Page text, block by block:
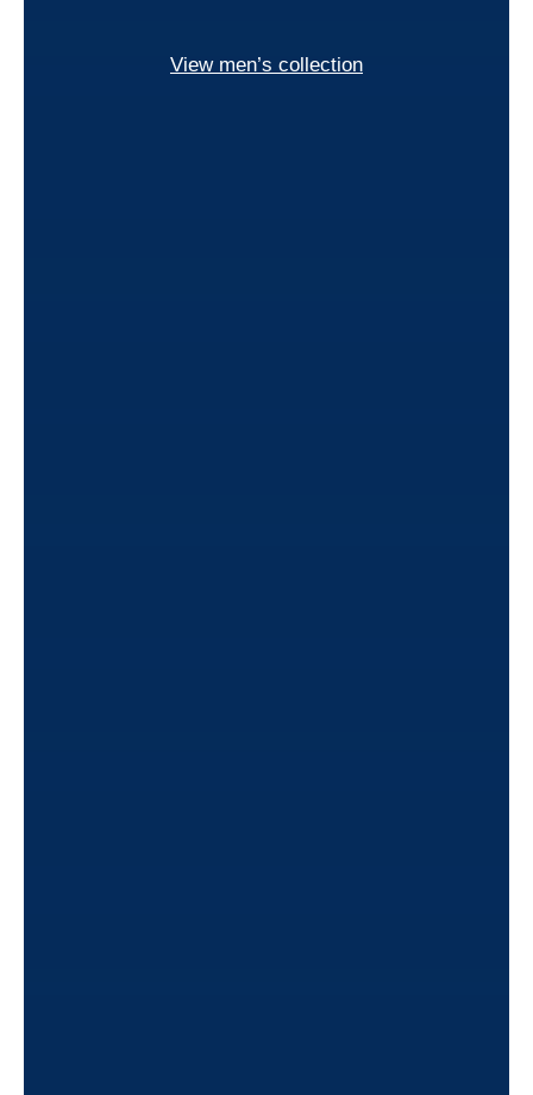
View men’s collection